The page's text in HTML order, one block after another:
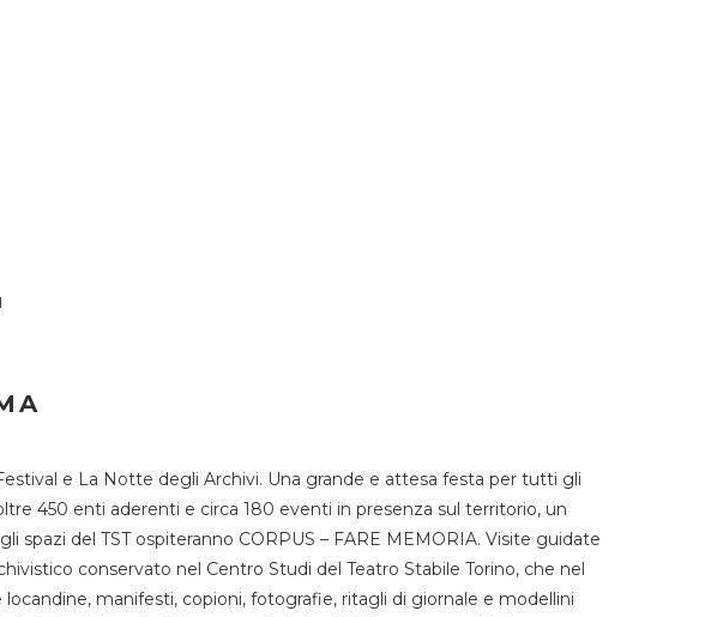
e La Notte degli Archivi. Una grande e attesa festa per tutti gli
450 enti aderenti e circa 180 eventi in presenza sul territorio, un
del TST ospiteranno CORPUS – FARE MEMORIA. Visite guidate
conservato nel Centro Studi del Teatro Stabile Torino, che nel
manifesti, copioni, fotografie, ritagli di giornale e modellini